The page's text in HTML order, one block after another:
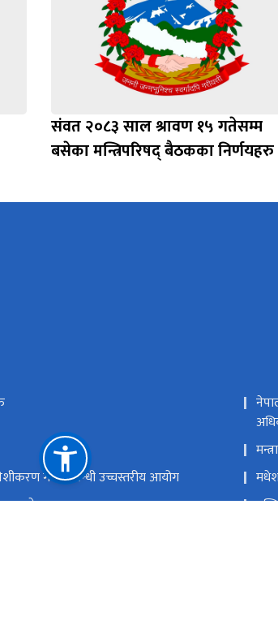
संवत २०८३ साल श्रावण १५ गतेसम्म
बसेका मन्त्रिपरिषद् बैठकका निर्णयहरु
गर्ने सम्बन्धी उच्चस्तरीय आयोग
पठाउने फरम्याटहरु